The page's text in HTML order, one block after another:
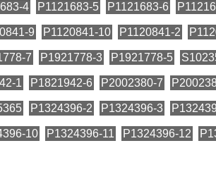
4 P1121683-5 P1121683-6
9 P1120841-10 P1120841-2
7 P1921778-3 P1921778-5
1 P1821942-6 P2002380-7
P1324396-2 P1324396-3
10 P1324396-11 P1324396-12